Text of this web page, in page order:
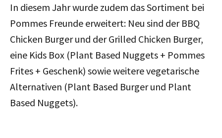
In diesem Jahr wurde zudem das Sortiment bei
Pommes Freunde erweitert: Neu sind der BBQ
Chicken Burger und der Grilled Chicken Burger,
eine Kids Box (Plant Based Nuggets + Pommes
Frites + Geschenk) sowie weitere vegetarische
Alternativen (Plant Based Burger und Plant
Based Nuggets).